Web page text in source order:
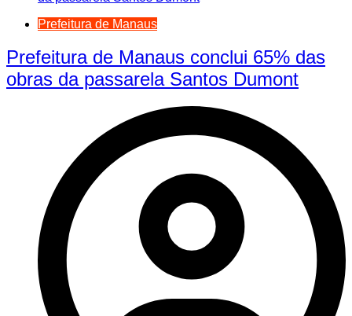
Prefeitura de Manaus
Prefeitura de Manaus conclui 65% das
obras da passarela Santos Dumont